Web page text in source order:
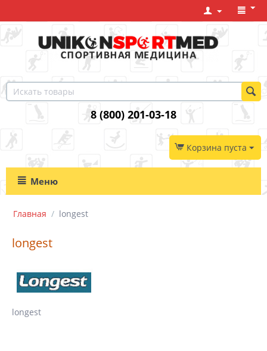
8 (800) 201-03-18
Корзина пуста
Меню
Главная / longest
longest
longest